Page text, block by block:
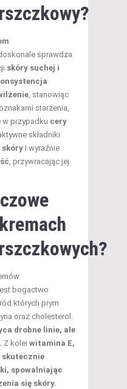
sprawdza
skóry suchej i
, stanowiąc
starzenia,
przypadku cery
składniki
skóry i wyraźnie
, przywracając jej
bogactwo
których prym
oraz cholesterol.
drobne linie, ale
Z kolei witamina E,
skutecznie
spowalniając
się skóry.